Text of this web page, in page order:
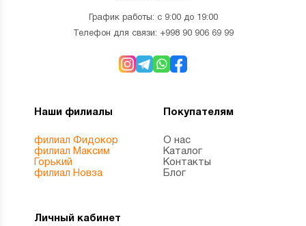
График работы: с 9:00 до 19:00
Телефон для связи: +998 90 906 69 99
Наши филиалы
филиал Фидокор
филиал Максим
Горький
филиал Новза
Покупателям
О нас
Каталог
Контакты
Блог
Личный кабинет